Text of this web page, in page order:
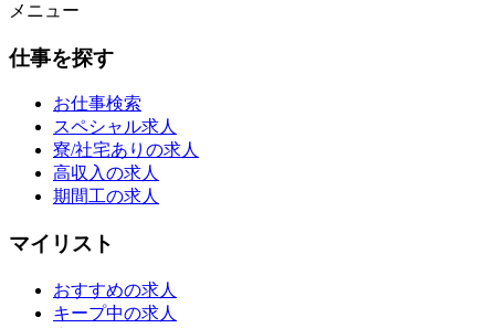
メニュー
仕事を探す
お仕事検索
スペシャル求人
寮/社宅ありの求人
高収入の求人
期間工の求人
マイリスト
おすすめの求人
キープ中の求人